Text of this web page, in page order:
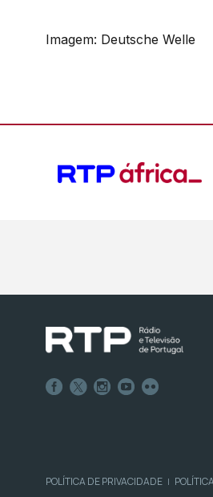
Imagem: Deutsche Welle
POLÍTICA DE PRIVACIDADE |